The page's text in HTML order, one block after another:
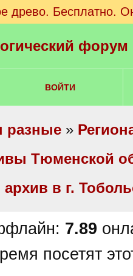
древо. Бесплатно.
ВОЙТИ
разные »
Тюменской
в г.
7.89
посетят